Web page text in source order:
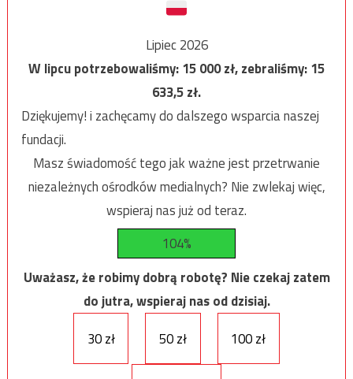
Lipiec 2026
W lipcu potrzebowaliśmy:15 000zł, zebraliśmy:15
633,5zł.
Dziękujemy! i zachęcamy do dalszego wsparcia naszej
fundacji.
Masz świadomość tego jak ważne jest przetrwanie
niezależnych ośrodków medialnych? Nie zwlekaj więc,
wspieraj nas już od teraz.
104%
Uważasz, że robimy dobrą robotę? Nie czekaj zatem
do jutra, wspieraj nas od dzisiaj.
30 zł
50 zł 100 zł